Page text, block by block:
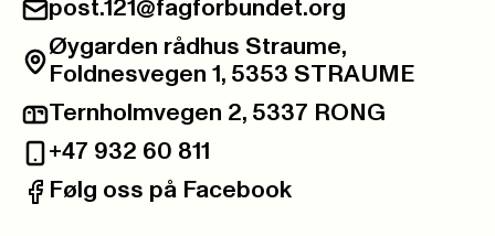
E-post:
post.121@fagforbundet.org
Besøksadresse:
Øygarden rådhus Straume,
Foldnesvegen 1, 5353 STRAUME
Postadresse:
Ternholmvegen 2, 5337 RONG
Telefon:
+47 932 60 811
Facebook:
Følg oss på Facebook